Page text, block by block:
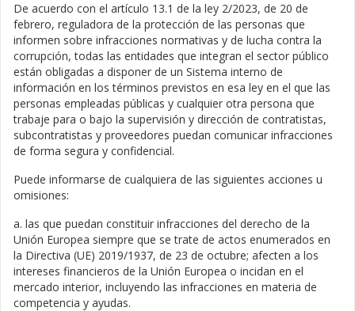
De acuerdo con el artículo 13.1 de la ley 2/2023, de 20 de
febrero, reguladora de la protección de las personas que
informen sobre infracciones normativas y de lucha contra la
corrupción, todas las entidades que integran el sector público
están obligadas a disponer de un Sistema interno de
información en los términos previstos en esa ley en el que las
personas empleadas públicas y cualquier otra persona que
trabaje para o bajo la supervisión y dirección de contratistas,
subcontratistas y proveedores puedan comunicar infracciones
de forma segura y confidencial.
Puede informarse de cualquiera de las siguientes acciones u
omisiones:
a. las que puedan constituir infracciones del derecho de la
Unión Europea siempre que se trate de actos enumerados en
la Directiva (UE) 2019/1937, de 23 de octubre; afecten a los
intereses financieros de la Unión Europea o incidan en el
mercado interior, incluyendo las infracciones en materia de
competencia y ayudas.